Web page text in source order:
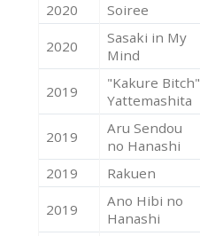
2020 Soiree
2020
Sasaki in My
Mind
2019
"Kakure Bitch"
Yattemashita
2019
Aru Sendou
no Hanashi
2019 Rakuen
2019
Ano Hibi no
Hanashi